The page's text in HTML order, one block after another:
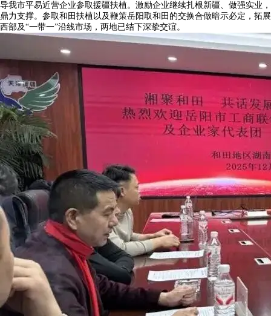
导我市平易近营企业参取援疆扶植。激励企业继续扎根新疆、做强实业，
鼎力支撑。参取和田扶植以及鞭策岳阳取和田的交换合做暗示必定，拓展
西部及“一带一”沿线市场，两地已结下深挚交谊。